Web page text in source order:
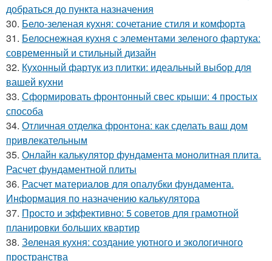
добраться до пункта назначения
30. Бело-зеленая кухня: сочетание стиля и комфорта
31. Белоснежная кухня с элементами зеленого фартука:
современный и стильный дизайн
32. Кухонный фартук из плитки: идеальный выбор для
вашей кухни
33. Сформировать фронтонный свес крыши: 4 простых
способа
34. Отличная отделка фронтона: как сделать ваш дом
привлекательным
35. Онлайн калькулятор фундамента монолитная плита.
Расчет фундаментной плиты
36. Расчет материалов для опалубки фундамента.
Информация по назначению калькулятора
37. Просто и эффективно: 5 советов для грамотной
планировки больших квартир
38. Зеленая кухня: создание уютного и экологичного
пространства